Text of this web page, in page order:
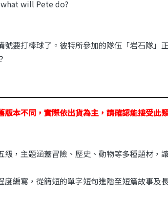
will Pete do?
號要打棒球了。彼特所參加的隊伍「岩石隊
本不同，實際依出貨為主，請確認能接受此
，主題涵蓋冒險、歷史、動物等多種題材，
編寫，從簡短的單字短句進階至短篇故事及